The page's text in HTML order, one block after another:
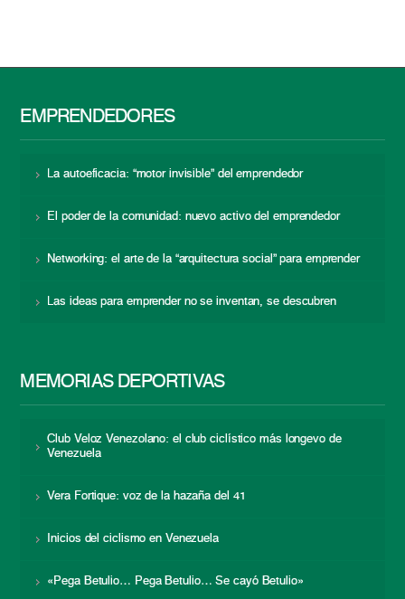
EMPRENDEDORES
La autoeficacia: “motor invisible” del emprendedor
El poder de la comunidad: nuevo activo del emprendedor
Networking: el arte de la “arquitectura social” para emprender
Las ideas para emprender no se inventan, se descubren
MEMORIAS DEPORTIVAS
Club Veloz Venezolano: el club ciclístico más longevo de
Venezuela
Vera Fortique: voz de la hazaña del 41
Inicios del ciclismo en Venezuela
«Pega Betulio… Pega Betulio… Se cayó Betulio»